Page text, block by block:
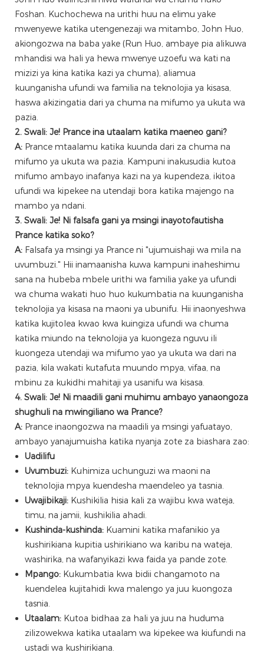
Foshan. Kuchochewa na urithi huu na elimu yake
mwenyewe katika utengenezaji wa mitambo, John Huo,
akiongozwa na baba yake (Run Huo, ambaye pia alikuwa
mhandisi wa hali ya hewa mwenye uzoefu wa kati na
mizizi ya kina katika kazi ya chuma), aliamua
kuunganisha ufundi wa familia na teknolojia ya kisasa,
haswa akizingatia dari ya chuma na mifumo ya ukuta wa
pazia.
2. Swali: Je! Prance ina utaalam katika maeneo gani?
A: Prance mtaalamu katika kuunda dari za chuma na
mifumo ya ukuta wa pazia. Kampuni inakusudia kutoa
mifumo ambayo inafanya kazi na ya kupendeza, ikitoa
ufundi wa kipekee na utendaji bora katika majengo na
mambo ya ndani.
3. Swali: Je! Ni falsafa gani ya msingi inayotofautisha
Prance katika soko?
A: Falsafa ya msingi ya Prance ni "ujumuishaji wa mila na
uvumbuzi." Hii inamaanisha kuwa kampuni inaheshimu
sana na hubeba mbele urithi wa familia yake ya ufundi
wa chuma wakati huo huo kukumbatia na kuunganisha
teknolojia ya kisasa na maoni ya ubunifu. Hii inaonyeshwa
katika kujitolea kwao kwa kuingiza ufundi wa chuma
katika miundo na teknolojia ya kuongeza nguvu ili
kuongeza utendaji wa mifumo yao ya ukuta wa dari na
pazia, kila wakati kutafuta muundo mpya, vifaa, na
mbinu za kukidhi mahitaji ya usanifu wa kisasa.
4. Swali: Je! Ni maadili gani muhimu ambayo yanaongoza
shughuli na mwingiliano wa Prance?
A: Prance inaongozwa na maadili ya msingi yafuatayo,
ambayo yanajumuisha katika nyanja zote za biashara zao:
Uadilifu
Uvumbuzi: Kuhimiza uchunguzi wa maoni na
teknolojia mpya kuendesha maendeleo ya tasnia.
Uwajibikaji: Kushikilia hisia kali za wajibu kwa wateja,
timu, na jamii, kushikilia ahadi.
Kushinda-kushinda: Kuamini katika mafanikio ya
kushirikiana kupitia ushirikiano wa karibu na wateja,
washirika, na wafanyikazi kwa faida ya pande zote.
Mpango: Kukumbatia kwa bidii changamoto na
kuendelea kujitahidi kwa malengo ya juu kuongoza
tasnia.
Utaalam: Kutoa bidhaa za hali ya juu na huduma
zilizowekwa katika utaalam wa kipekee wa kiufundi na
ustadi wa kushirikiana.